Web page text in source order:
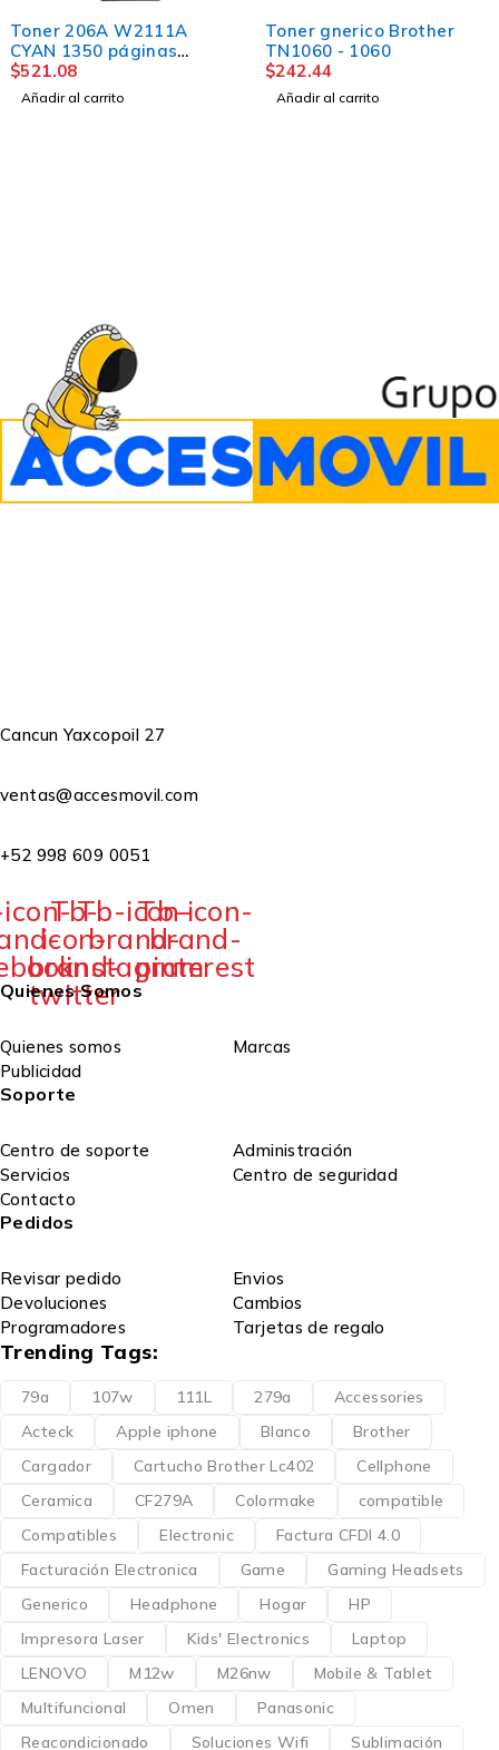
Toner 206A W2111A
CYAN 1350 páginas
LaserJet Pro CON CHIP
$521.08
Añadir al carrito
MAS VENDIDO
Toner gnerico Brother
TN1060 - 1060
$242.44
Añadir al carrito
Cancun Yaxcopoil 27
ventas@accesmovil.com
+52 998 609 0051
Tb-
icon-
brand-
twitter
Tb-icon-
brand-
instagram
Tb-icon-
brand-
pinterest
Quienes Somos
Quienes somos
Marcas
Publicidad
Soporte
Centro de soporte
Administración
Servicios
Centro de seguridad
Contacto
Pedidos
Revisar pedido
Envios
Devoluciones
Cambios
Programadores
Tarjetas de regalo
Trending Tags:
79a 107w 111L 279a
Accessories
Acteck
Apple iphone Blanco
Brother
Cargador
Cartucho Brother Lc402
Cellphone
Ceramica
CF279A Colormake
compatible
Compatibles
Electronic
Factura CFDI 4.0
Facturación Electronica
Game
Gaming Headsets
Generico
Headphone Hogar
HP
Impresora Laser
Kids' Electronics
Laptop
LENOVO
M12w M26nw
Mobile & Tablet
Multifuncional
Omen
Panasonic
Reacondicionado
Soluciones Wifi Sublimación